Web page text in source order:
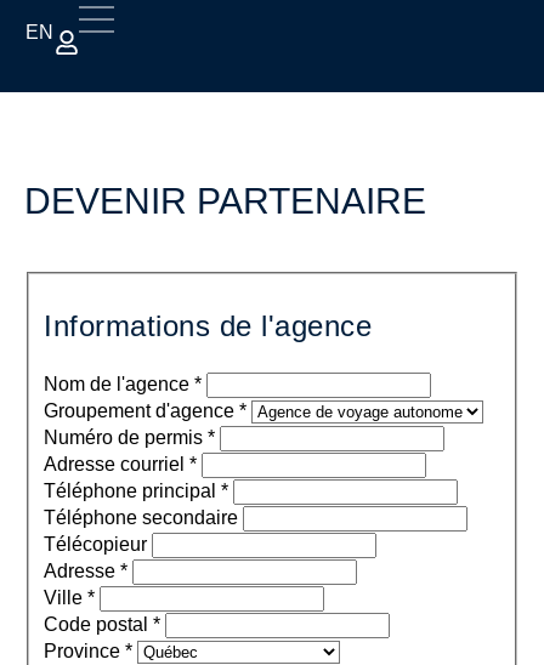
EN
DEVENIR PARTENAIRE
aInformations de l'agence
Nom de l'agence *
Groupement d'agence *
Numéro de permis *
Adresse courriel *
Téléphone principal *
Téléphone secondaire
Télécopieur
Adresse *
Ville *
Code postal *
Province *